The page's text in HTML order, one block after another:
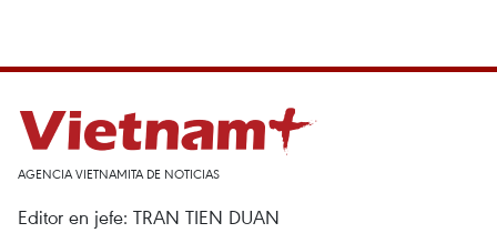
AGENCIA VIETNAMITA DE NOTICIAS
Editor en jefe: TRAN TIEN DUAN